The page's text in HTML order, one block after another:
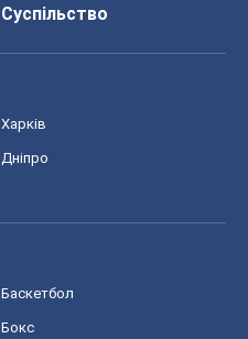
Суспільство
Харків
Дніпро
Баскетбол
Бокс